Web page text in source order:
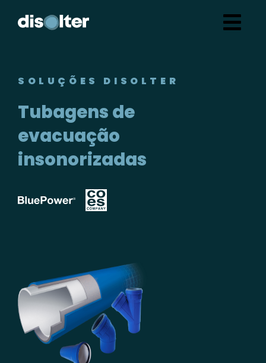
SOLUÇÕES DISOLTER
Tubagens de
evacuação
insonorizadas